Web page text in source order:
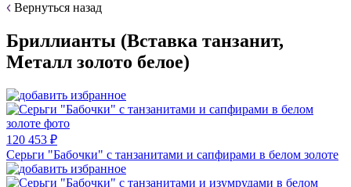
Вернуться назад
Бриллианты (Вставка танзанит,
Металл золото белое)
120 453 ₽
Серьги "Бабочки" с танзанитами и сапфирами в белом золоте